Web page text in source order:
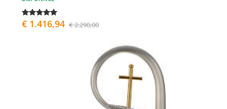
€ 1.416,94 € 2.290,00